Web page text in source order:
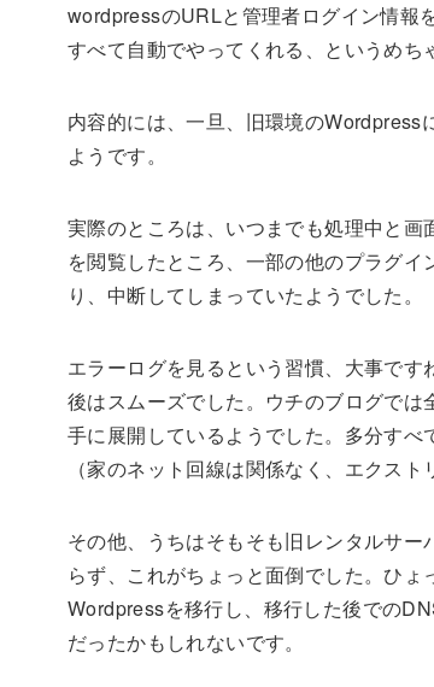
wordpressのURLと管理者ログイン情報
すべて自動でやってくれる、というめち
内容的には、一旦、旧環境のWordpress
ようです。
実際のところは、いつまでも処理中と
を閲覧したところ、一部の他のプラグ
り、中断してしまっていたようでした。
エラーログを見るという習慣、大事で
後はスムーズでした。ウチのブログで
手に展開しているようでした。多分す
（家のネット回線は関係なく、エクス
その他、うちはそもそも旧レンタルサ
らず、これがちょっと面倒でした。ひ
Wordpressを移行し、移行した後での
だったかもしれないです。